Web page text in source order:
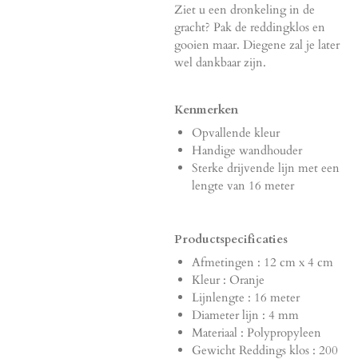
Ziet u een dronkeling in de
gracht? Pak de reddingklos en
gooien maar. Diegene zal je later
wel dankbaar zijn.
Kenmerken
Opvallende kleur
Handige wandhouder
Sterke drijvende lijn met een
lengte van 16 meter
Productspecificaties
Afmetingen : 12 cm x 4 cm
Kleur : Oranje
Lijnlengte : 16 meter
Diameter lijn : 4 mm
Materiaal : Polypropyleen
Gewicht Reddings klos : 200